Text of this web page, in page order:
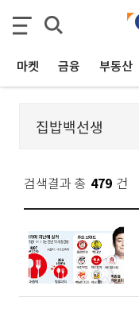
마켓 금융 부동산
검색결과 총 479 건